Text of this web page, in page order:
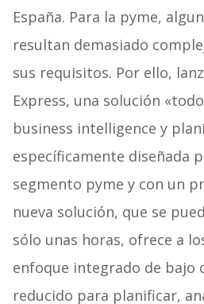
España. Para la pyme,
resultan demasiado
sus requisitos. Por ello,
Express, una solución
business intelligence y
específicamente diseñada
segmento pyme y con un
nueva solución, que se
sólo unas horas, ofrece a
enfoque integrado de bajo
reducido para planificar,